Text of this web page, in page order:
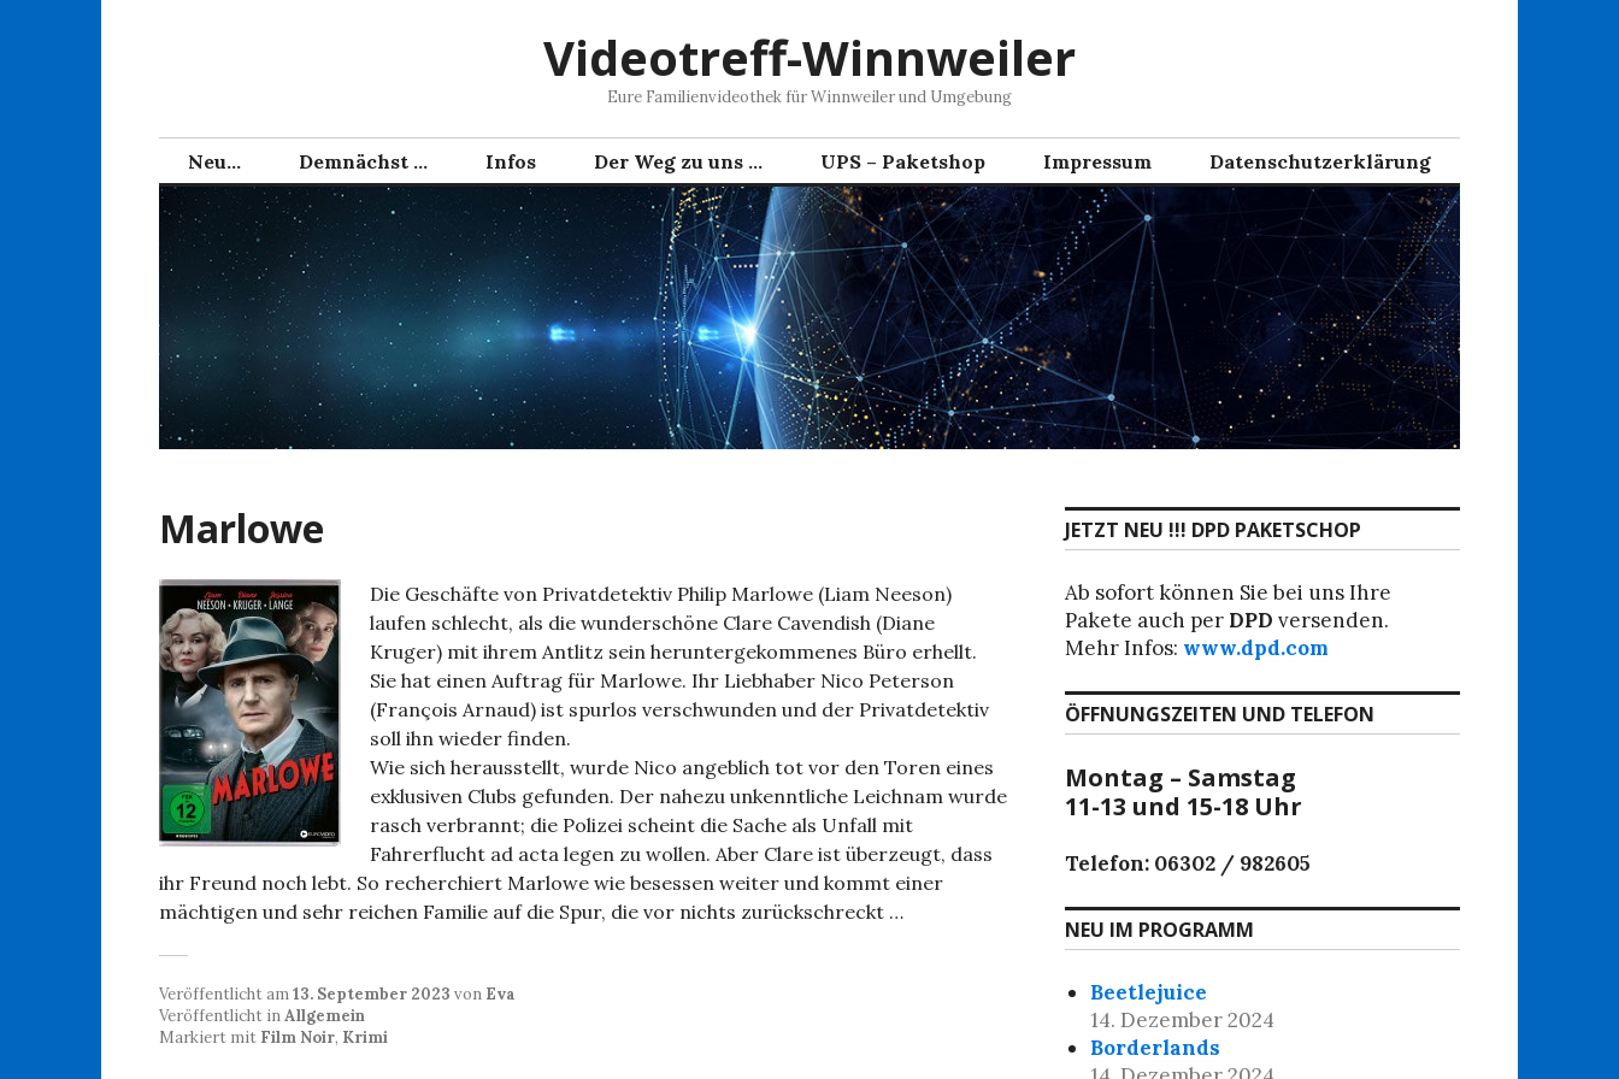
Videotreff-Winnweiler
Eure Familienvideothek für Winnweiler und Umgebung
Neu… Demnächst … Infos Der Weg zu uns … UPS – Paketshop Impressum Datenschutzerklärung
Marlowe
Die Geschäfte von Privatdetektiv Philip Marlowe (Liam Neeson)
laufen schlecht, als die wunderschöne Clare Cavendish (Diane
Kruger) mit ihrem Antlitz sein heruntergekommenes Büro erhellt.
Sie hat einen Auftrag für Marlowe. Ihr Liebhaber Nico Peterson
(François Arnaud) ist spurlos verschwunden und der Privatdetektiv
soll ihn wieder finden.
Wie sich herausstellt, wurde Nico angeblich tot vor den Toren eines
exklusiven Clubs gefunden. Der nahezu unkenntliche Leichnam wurde
rasch verbrannt; die Polizei scheint die Sache als Unfall mit
Fahrerflucht ad acta legen zu wollen. Aber Clare ist überzeugt, dass
ihr Freund noch lebt. So recherchiert Marlowe wie besessen weiter und kommt einer
mächtigen und sehr reichen Familie auf die Spur, die vor nichts zurückschreckt …
Veröffentlicht am13. September 2023 von Eva
Veröffentlicht inAllgemein
Markiert mit Film Noir, Krimi
JETZT NEU !!! DPD PAKETSCHOP
Ab sofort können Sie bei uns Ihre
Pakete auch per DPD versenden.
Mehr Infos: www.dpd.com
ÖFFNUNGSZEITEN UND TELEFON
Montag – Samstag
11-13 und 15-18 Uhr
Telefon: 06302 / 982605
NEU IM PROGRAMM
Beetlejuice
14. Dezember 2024
Borderlands